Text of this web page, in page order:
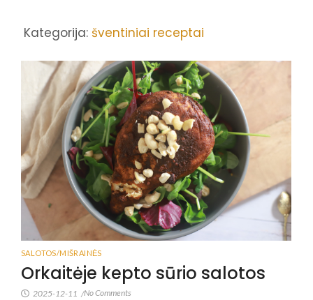
Kategorija: šventiniai receptai
SALOTOS/MIŠRAINĖS
Orkaitėje kepto sūrio salotos
2025-12-11 /No Comments